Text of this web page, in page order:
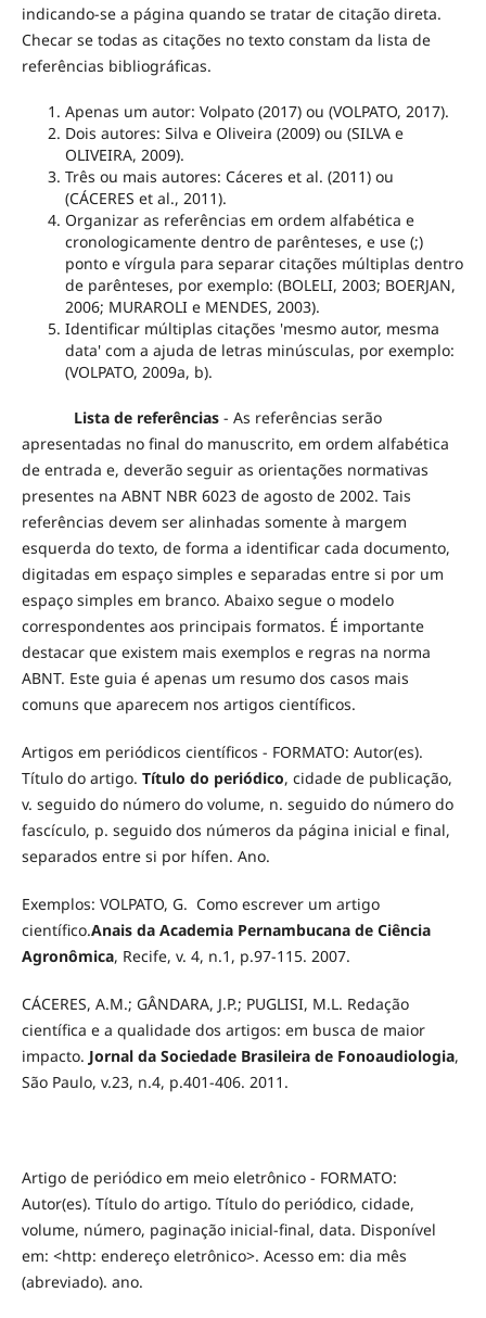
indicando-se a página quando se tratar de citação direta.
Checar se todas as citações no texto constam da lista de
referências bibliográficas.
Apenas um autor: Volpato (2017) ou (VOLPATO, 2017).
Dois autores: Silva e Oliveira (2009) ou (SILVA e
OLIVEIRA, 2009).
Três ou mais autores: Cáceres et al. (2011) ou
(CÁCERES et al., 2011).
Organizar as referências em ordem alfabética e
cronologicamente dentro de parênteses, e use (;)
ponto e vírgula para separar citações múltiplas dentro
de parênteses, por exemplo: (BOLELI, 2003; BOERJAN,
2006; MURAROLI e MENDES, 2003).
Identificar múltiplas citações 'mesmo autor, mesma
data' com a ajuda de letras minúsculas, por exemplo:
(VOLPATO, 2009a, b).
Lista de referências- As referências serão
apresentadas no final do manuscrito, em ordem alfabética
de entrada e, deverão seguir as orientações normativas
presentes na ABNT NBR 6023 de agosto de 2002. Tais
referências devem ser alinhadas somente à margem
esquerda do texto, de forma a identificar cada documento,
digitadas em espaço simples e separadas entre si por um
espaço simples em branco. Abaixo segue o modelo
correspondentes aos principais formatos. É importante
destacar que existem mais exemplos e regras na norma
ABNT. Este guia é apenas um resumo dos casos mais
comuns que aparecem nos artigos científicos.
Artigos em periódicos científicos - FORMATO: Autor(es).
Título do artigo. Título do periódico, cidade de publicação,
v. seguido do número do volume, n. seguido do número do
fascículo, p. seguido dos números da página inicial e final,
separados entre si por hífen. Ano.
Exemplos: VOLPATO, G. Como escrever um artigo
científico.Anais da Academia Pernambucana de Ciência
Agronômica, Recife, v. 4, n.1, p.97-115. 2007.
CÁCERES, A.M.; GÂNDARA, J.P.; PUGLISI, M.L. Redação
científica e a qualidade dos artigos: em busca de maior
impacto. Jornal da Sociedade Brasileira de Fonoaudiologia,
São Paulo, v.23, n.4, p.401-406. 2011.
Artigo de periódico em meio eletrônico - FORMATO:
Autor(es). Título do artigo. Título do periódico, cidade,
volume, número, paginação inicial-final, data. Disponível
em: <http: endereço eletrônico>. Acesso em: dia mês
(abreviado). ano.